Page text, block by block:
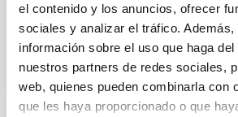
el contenido y los anuncios, ofrecer
sociales y analizar el tráfico. Además,
información sobre el uso que haga
nuestros partners de redes sociales,
web, quienes pueden combinarla con
que les haya proporcionado o que